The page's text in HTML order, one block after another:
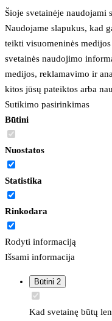
Šioje svetainėje naudojami
Naudojame slapukus, kad
teikti visuomeninės
svetainės naudojimo
medijos, reklamavimo ir
kitos jūsų pateiktos arba
Sutikimo pasirinkimas
Būtini
Nuostatos
Statistika
Rinkodara
Rodyti informaciją
Išsami informacija
Būtini 2
Kad svetainę būtų